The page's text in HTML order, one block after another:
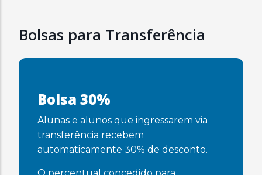
Bolsas para Transferência
Bolsa 30%
Alunas e alunos que ingressarem via
transferência recebem
automaticamente 30% de desconto.